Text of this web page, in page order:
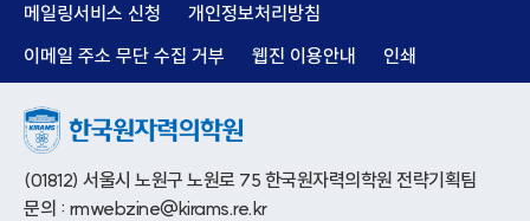
메일링서비스 신청
개인정보처리방침
이메일 주소 무단 수집 거부
웹진 이용안내 인쇄
(01812) 서울시 노원구 노원로 75 한국원자력의학원 전략기획팀
문의 : rmwebzine@kirams.re.kr